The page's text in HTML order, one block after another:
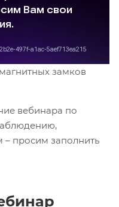
замков
вебинара по
просим заполнить